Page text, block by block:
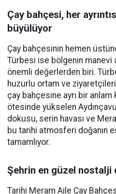
Çay bahçesi, her
büyülüyor
Çay bahçesinin hemen
Türbesi ise bölgenin
önemli değerlerden biri.
huzurlu ortam ve
çay bahçesine ayrı bir anlam
ötesinde yükselen
dokusu, serin havası ve
bu tarihi atmosferi doğanın
tamamlıyor.
Şehrin en güzel nostalji
Tarihi Meram Aile Çay